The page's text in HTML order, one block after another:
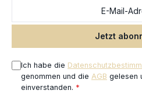
Jetzt
Ich habe die
genommen und die AGB gelesen
einverstanden. *